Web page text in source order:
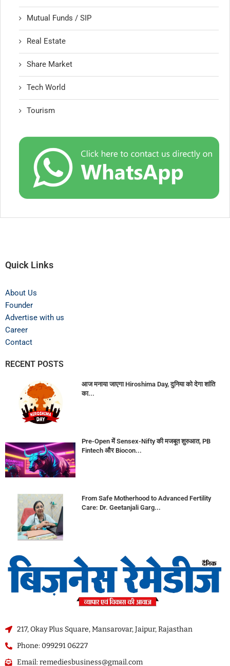
Mutual Funds / SIP
Real Estate
Share Market
Tech World
Tourism
Quick Links
About Us
Founder
Advertise with us
Career
Contact
RECENT POSTS
आज मनाया जाएगा Hiroshima Day, दुनिया को देगा शांति
का...
Pre-Open में Sensex-Nifty की मजबूत शुरुआत, PB
Fintech और Biocon...
From Safe Motherhood to Advanced Fertility
Care: Dr. Geetanjali Garg...
217, Okay Plus Square, Mansarovar, Jaipur, Rajasthan
Phone: 099291 06227
Email: remediesbusiness@gmail.com